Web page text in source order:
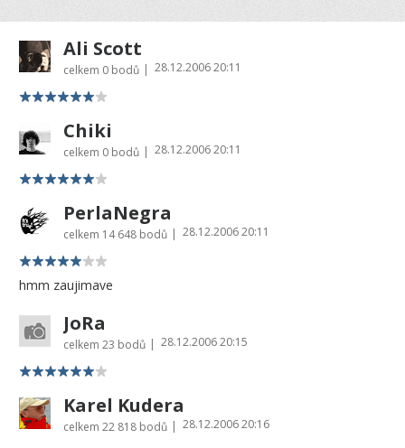
Ali Scott
celkem 0 bodů | 28.12.2006 20:11
Chiki
celkem 0 bodů | 28.12.2006 20:11
PerlaNegra
celkem 14 648 bodů | 28.12.2006 20:11
hmm zaujimave
JoRa
celkem 23 bodů | 28.12.2006 20:15
Karel Kudera
celkem 22 818 bodů | 28.12.2006 20:16